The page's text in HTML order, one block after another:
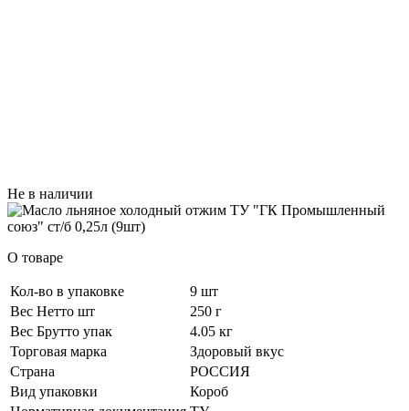
Не в наличии
О товаре
Кол-во в упаковке
9 шт
Вес Нетто шт
250 г
Вес Брутто упак
4.05 кг
Торговая марка
Здоровый вкус
Страна
РОССИЯ
Вид упаковки
Короб